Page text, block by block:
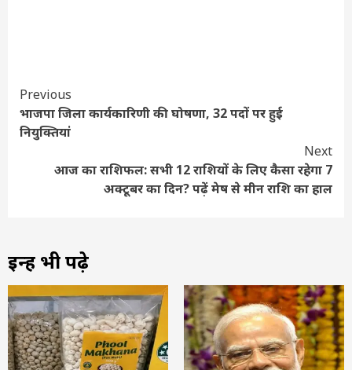
Continue
Reading
Previous
भाजपा जिला कार्यकारिणी की घोषणा, 32 पदों पर हुई
नियुक्तियां
Next
आज का राशिफल: सभी 12 राशियों के लिए कैसा रहेगा 7
अक्टूबर का दिन? पढ़ें मेष से मीन राशि का हाल
इन्हें भी पढ़े